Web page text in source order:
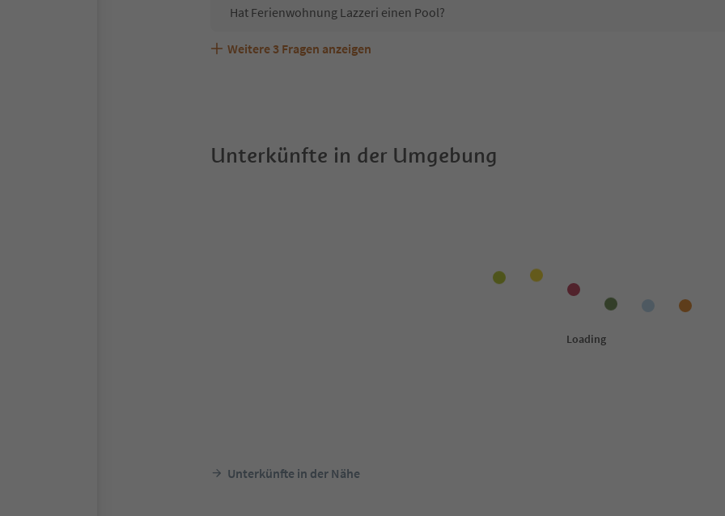
Hat Ferienwohnung Lazzeri einen Pool?
Sind Haustiere in der Unterkunft Ferienwohnung Lazzeri erlaubt?
Welche Services bietet Ferienwohnung Lazzeri?
Weitere 3 Fragen anzeigen
Unterkünfte in der Umgebung
Unterkünfte in der Nähe